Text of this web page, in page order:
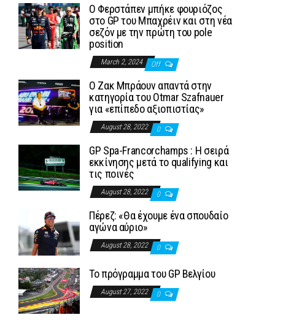
Ο Φερστάπεν μπήκε φουριόζος
στο GP του Μπαχρέιν και στη νέα
σεζόν με την πρώτη του pole
position
March 2, 2024 Off
Ο Ζακ Μπράουν απαντά στην
κατηγορία του Otmar Szafnauer
για «επίπεδο αξιοπιστίας»
August 28, 2022 0
GP Spa-Francorchamps : Η σειρά
εκκίνησης μετά το qualifying και
τις ποινές
August 28, 2022 0
Πέρεζ: «Θα έχουμε ένα σπουδαίο
αγώνα αύριο»
August 28, 2022 0
To πρόγραμμα του GP Βελγίου
August 27, 2022 0